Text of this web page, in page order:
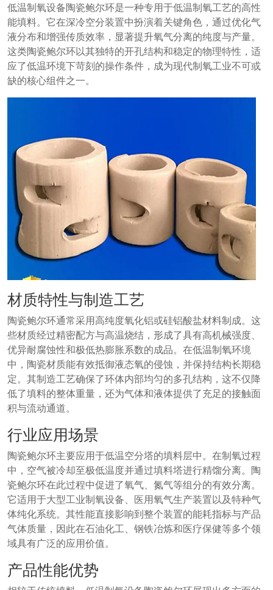
低温制氧设备陶瓷鲍尔环是一种专用于低温制氧工艺的高性
能填料。它在深冷空分装置中扮演着关键角色，通过优化气
液分布和增强传质效率，显著提升氧气分离的纯度与产量。
这类陶瓷鲍尔环以其独特的开孔结构和稳定的物理特性，适
应了低温环境下苛刻的操作条件，成为现代制氧工业不可或
缺的核心组件之一。
材质特性与制造工艺
陶瓷鲍尔环通常采用高纯度氧化铝或硅铝酸盐材料制成。这
些材质经过精密配方与高温烧结，形成了具有高机械强度、
优异耐腐蚀性和极低热膨胀系数的成品。在低温制氧环境
中，陶瓷材质能有效抵御液态氧的侵蚀，并保持结构长期稳
定。其制造工艺确保了环体内部均匀的多孔结构，这不仅降
低了填料的整体重量，还为气体和液体提供了充足的接触面
积与流动通道。
行业应用场景
陶瓷鲍尔环主要应用于低温空分塔的填料层中。在制氧过程
中，空气被冷却至极低温度并通过填料塔进行精馏分离。陶
瓷鲍尔环在此过程中促进了氧气、氮气等组分的有效分离。
它适用于大型工业制氧设备、医用氧气生产装置以及特种气
体纯化系统。其性能直接影响到整个装置的能耗指标与产品
气体质量，因此在石油化工、钢铁冶炼和医疗保健等多个领
域具有广泛的应用价值。
产品性能优势